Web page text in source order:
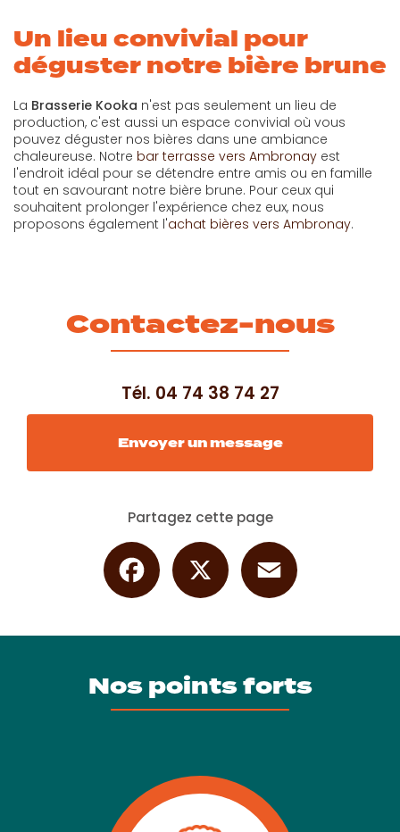
Un lieu convivial pour
déguster notre bière brune
La Brasserie Kooka n'est pas seulement un lieu de
production, c'est aussi un espace convivial où vous
pouvez déguster nos bières dans une ambiance
chaleureuse. Notre bar terrasse vers Ambronay est
l'endroit idéal pour se détendre entre amis ou en famille
tout en savourant notre bière brune. Pour ceux qui
souhaitent prolonger l'expérience chez eux, nous
proposons également l'achat bières vers Ambronay.
Contactez-nous
Tél. 04 74 38 74 27
Envoyer un message
Partagez cette page
Facebook
Nos points forts